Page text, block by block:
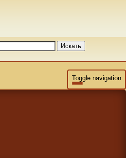
Искать
Toggle navigation